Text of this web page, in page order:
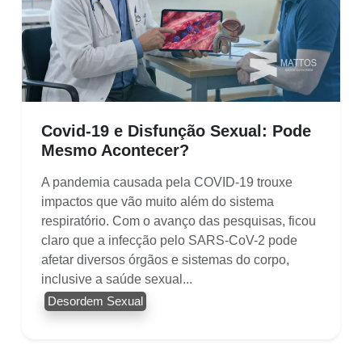
Covid-19 e Disfunção Sexual: Pode
Mesmo Acontecer?
A pandemia causada pela COVID-19 trouxe
impactos que vão muito além do sistema
respiratório. Com o avanço das pesquisas, ficou
claro que a infecção pelo SARS-CoV-2 pode
afetar diversos órgãos e sistemas do corpo,
inclusive a saúde sexual...
Desordem Sexual